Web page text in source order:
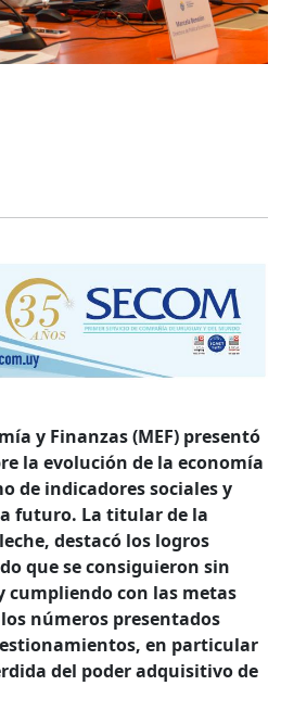
y Finanzas (MEF) presentó
la evolución de la economía
de indicadores sociales y
futuro. La titular de la
destacó los logros
que se consiguieron sin
con las metas
números presentados
en particular
del poder adquisitivo de